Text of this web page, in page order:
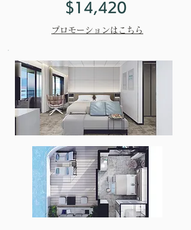
$14,420
プロモーションはこちら